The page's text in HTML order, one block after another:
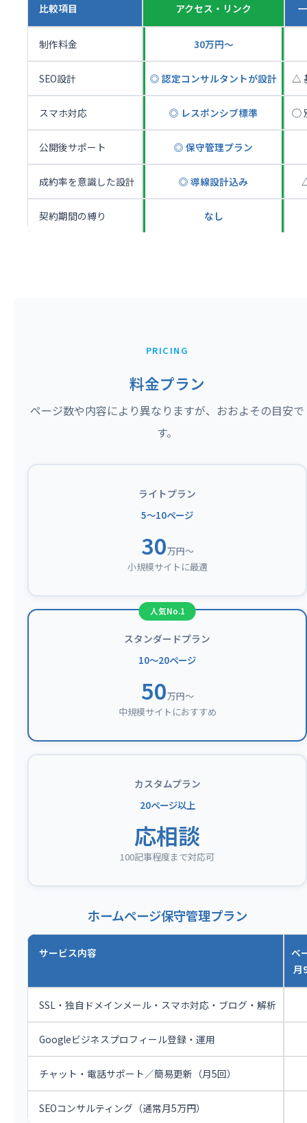
比較項目 アクセス・リンク
制作料金 30万円〜
SEO設計 ◎ 認定コンサルタントが設計 △
スマホ対応 ◎ レスポンシブ標準 ◯
公開後サポート ◎ 保守管理プラン
成約率を意識した設計 ◎ 導線設計込み
契約期間の縛り なし
PRICING
料金プラン
ページ数や内容により異なりますが、おおよその目安で
す。
ライトプラン
5〜10ページ
30万円〜
小規模サイトに最適
スタンダードプラン
10〜20ページ
50万円〜
中規模サイトにおすすめ
カスタムプラン
20ページ以上
応相談
100記事程度まで対応可
ホームページ保守管理プラン
サービス内容
ベ
月
SSL・独自ドメインメール・スマホ対応・ブログ・解析
Googleビジネスプロフィール登録・運用
チャット・電話サポート／簡易更新（月5回）
SEOコンサルティング（通常月5万円）